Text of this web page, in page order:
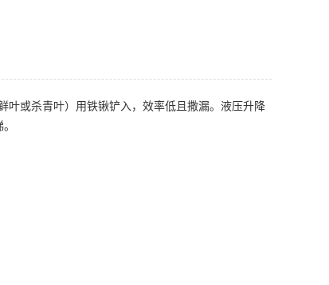
或杀青叶）用铁锹铲入，效率低且撒漏。液压升降